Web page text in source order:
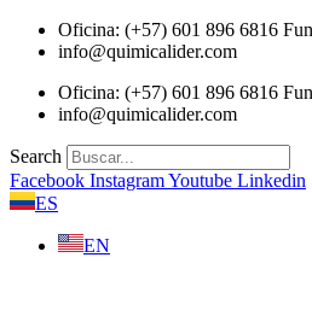
Saltar
Oficina: (+57) 601 896 6816
info@quimicalider.com
Oficina: (+57) 601 896 6816
info@quimicalider.com
Search
Facebook InstagramYoutube Linkedin
ES
EN